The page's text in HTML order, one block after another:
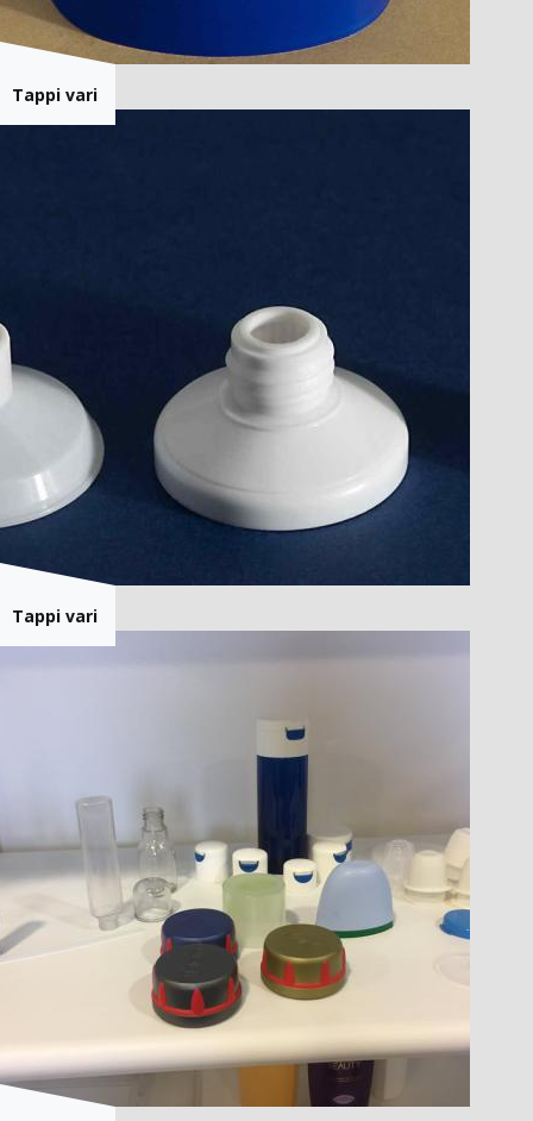
Tappi vari
Tappi vari